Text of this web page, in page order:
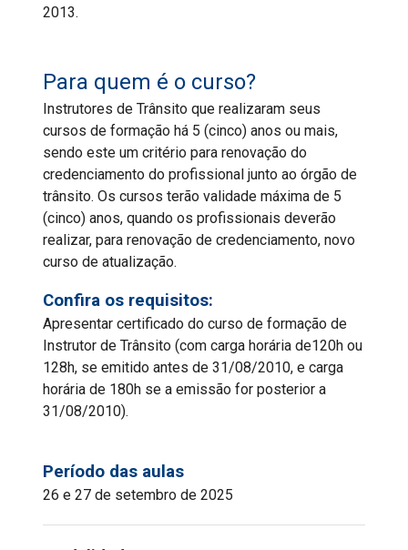
2013.
Para quem é o curso?
Instrutores de Trânsito que realizaram seus
cursos de formação há 5 (cinco) anos ou mais,
sendo este um critério para renovação do
credenciamento do profissional junto ao órgão de
trânsito. Os cursos terão validade máxima de 5
(cinco) anos, quando os profissionais deverão
realizar, para renovação de credenciamento, novo
curso de atualização.
Confira os requisitos:
Apresentar certificado do curso de formação de
Instrutor de Trânsito (com carga horária de120h ou
128h, se emitido antes de 31/08/2010, e carga
horária de 180h se a emissão for posterior a
31/08/2010).
Período das aulas
26 e 27 de setembro de 2025